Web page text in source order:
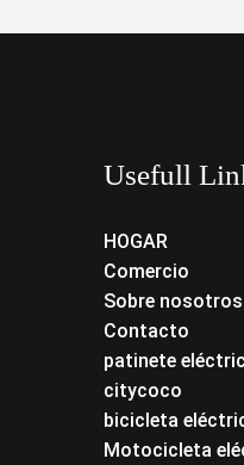
Usefull
HOGAR
Comercio
Sobre nosotros
Contacto
patinete
citycoco
bicicleta
Motocicleta